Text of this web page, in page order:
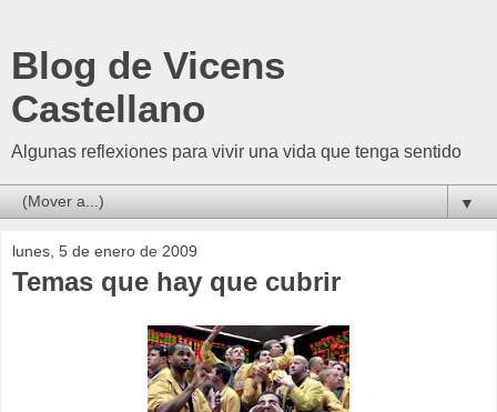
Blog de Vicens
Castellano
Algunas reflexiones para vivir una vida que tenga sentido
▼
lunes, 5 de enero de 2009
Temas que hay que cubrir